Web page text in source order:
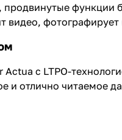
функции
видео,
с LTPO-
и отлично